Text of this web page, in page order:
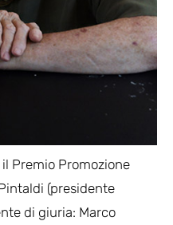
Premio Promozione
(presidente
di giuria: Marco